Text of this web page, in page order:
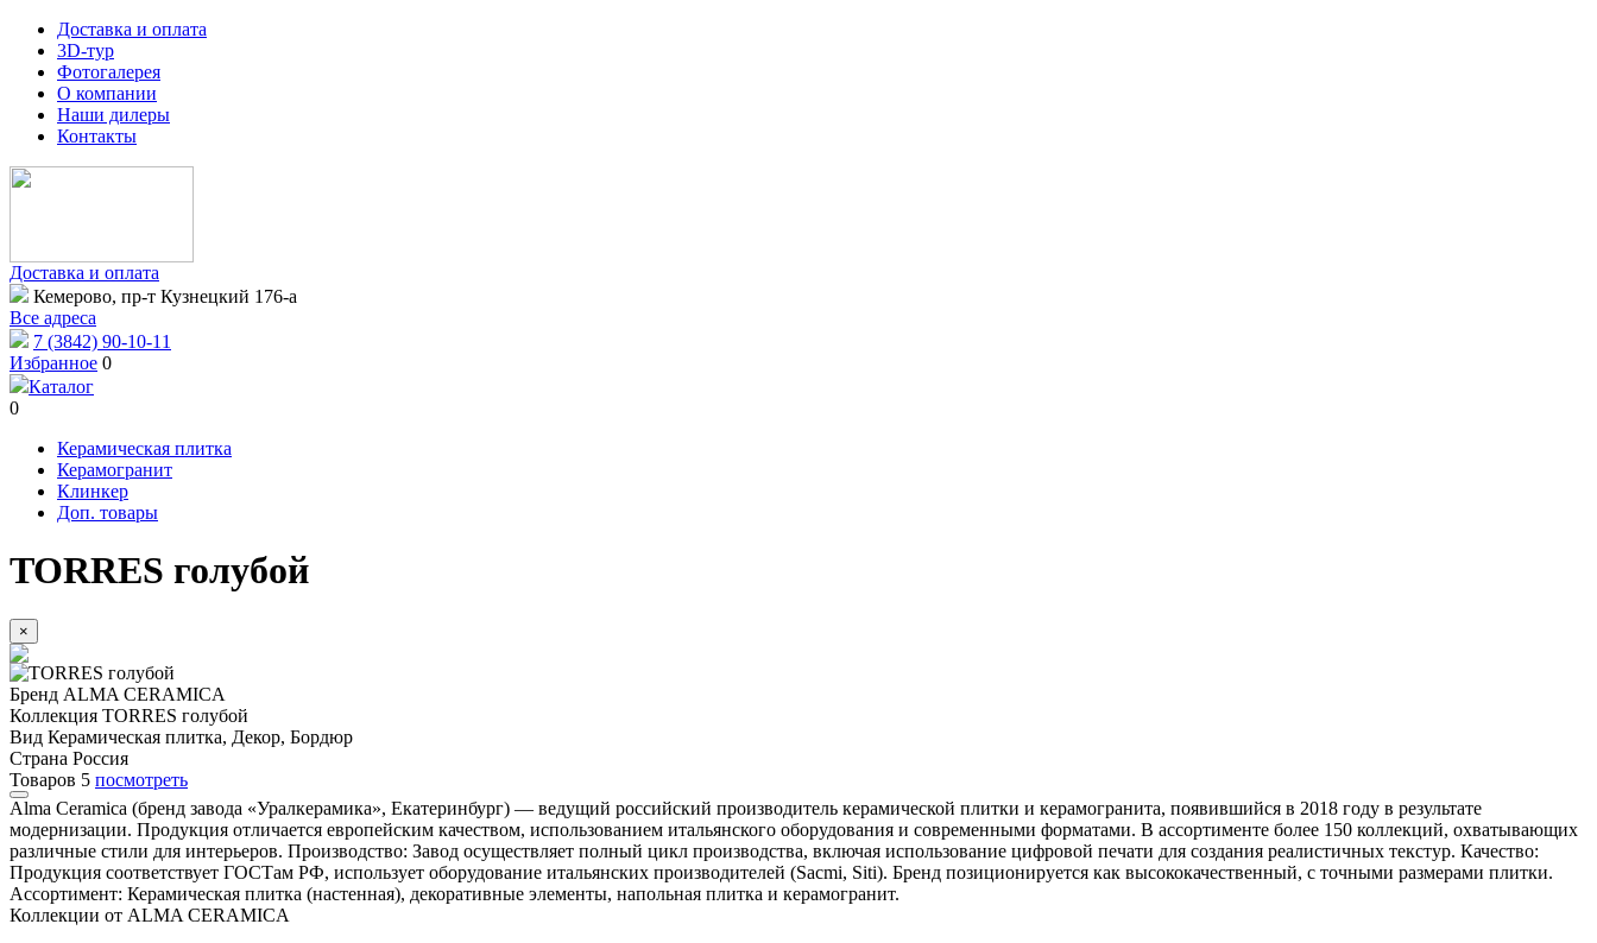
Доставка и оплата
3D-тур
Фотогалерея
О компании
Наши дилеры
Контакты
Доставка и оплата
Кемерово, пр-т Кузнецкий 176-а
Все адреса
7 (3842) 90-10-11
Избранное 0
Каталог
0
Керамическая плитка
Керамогранит
Клинкер
Доп. товары
TORRES голубой
×
Бренд ALMA CERAMICA
Коллекция TORRES голубой
Вид Керамическая плитка, Декор, Бордюр
Страна Россия
Товаров 5 посмотреть
Alma Ceramica (бренд завода «Уралкерамика», Екатеринбург) — ведущий российский производитель керамической плитки и керамогранита, появившийся в 2018 году в результате
модернизации. Продукция отличается европейским качеством, использованием итальянского оборудования и современными форматами. В ассортименте более 150 коллекций, охватывающих
различные стили для интерьеров. Производство: Завод осуществляет полный цикл производства, включая использование цифровой печати для создания реалистичных текстур. Качество:
Продукция соответствует ГОСТам РФ, использует оборудование итальянских производителей (Sacmi, Siti). Бренд позиционируется как высококачественный, с точными размерами плитки.
Ассортимент: Керамическая плитка (настенная), декоративные элементы, напольная плитка и керамогранит.
Коллекции от ALMA CERAMICA